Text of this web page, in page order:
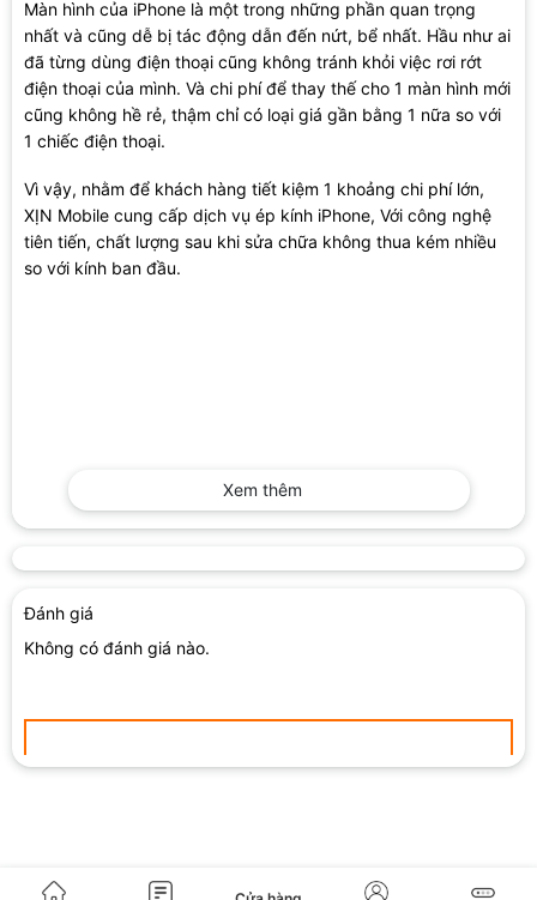
Màn hình của iPhone là một trong những phần quan trọng
nhất và cũng dễ bị tác động dẫn đến nứt, bể nhất. Hầu như ai
đã từng dùng điện thoại cũng không tránh khỏi việc rơi rớt
điện thoại của mình. Và chi phí để thay thế cho 1 màn hình mới
cũng không hề rẻ, thậm chỉ có loại giá gần bằng 1 nữa so với
1 chiếc điện thoại.
Vì vậy, nhằm để khách hàng tiết kiệm 1 khoảng chi phí lớn,
XỊN Mobile cung cấp dịch vụ ép kính iPhone, Với công nghệ
tiên tiến, chất lượng sau khi sửa chữa không thua kém nhiều
so với kính ban đầu.
Xem thêm
Đánh giá
Không có đánh giá nào.
Hãy là người đầu tiên đánh giá sản phẩm “Ép Kính